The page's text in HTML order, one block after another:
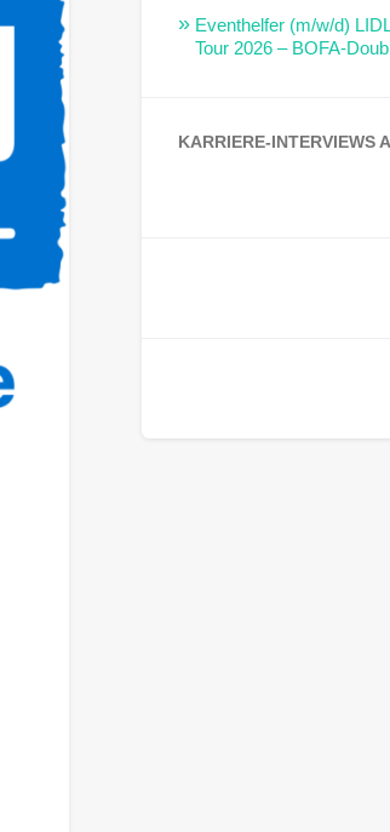
Eventhelfer (m/w/d)
Tour 2026 – BOFA-
KARRIERE-INTERVIEWS